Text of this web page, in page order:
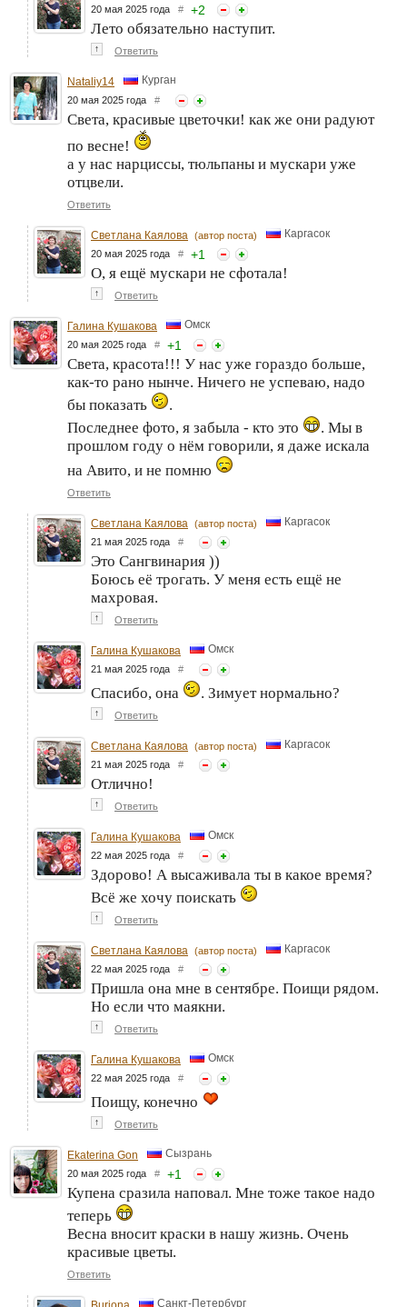
20 мая 2025 года # +2
Лето обязательно наступит.
↑ Ответить
Nataliy14 Курган
20 мая 2025 года #
Света, красивые цветочки! как же они радуют
по весне!
а у нас нарциссы, тюльпаны и мускари уже
отцвели.
Ответить
Светлана Каялова (автор поста) Каргасок
20 мая 2025 года # +1
О, я ещё мускари не сфотала!
↑ Ответить
Галина Кушакова Омск
20 мая 2025 года # +1
Света, красота!!! У нас уже гораздо больше,
как-то рано нынче. Ничего не успеваю, надо
бы показать
.
Последнее фото, я забыла - кто это
. Мы в
прошлом году о нём говорили, я даже искала
на Авито, и не помню
Ответить
Светлана Каялова (автор поста) Каргасок
21 мая 2025 года #
Это Сангвинария ))
Боюсь её трогать. У меня есть ещё не
махровая.
↑ Ответить
Галина Кушакова Омск
21 мая 2025 года #
Спасибо, она . Зимует нормально?
↑ Ответить
Светлана Каялова (автор поста) Каргасок
21 мая 2025 года #
Отлично!
↑ Ответить
Галина Кушакова Омск
22 мая 2025 года #
Здорово! А высаживала ты в какое время?
Всё же хочу поискать
↑ Ответить
Светлана Каялова (автор поста) Каргасок
22 мая 2025 года #
Пришла она мне в сентябре. Поищи рядом.
Но если что маякни.
↑ Ответить
Галина Кушакова Омск
22 мая 2025 года #
Поищу, конечно
↑ Ответить
Ekaterina Gon Сызрань
20 мая 2025 года # +1
Купена сразила наповал. Мне тоже такое надо
теперь
Весна вносит краски в нашу жизнь. Очень
красивые цветы.
Ответить
Санкт-Петербург